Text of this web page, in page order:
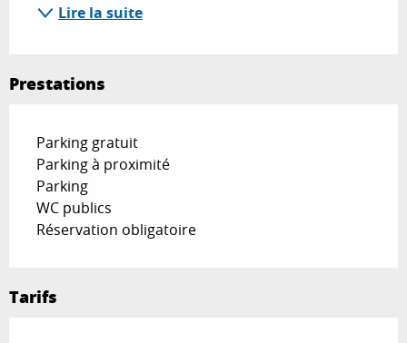
Lire la suite
Prestations
Parking gratuit
Parking à proximité
Parking
WC publics
Réservation obligatoire
Tarifs